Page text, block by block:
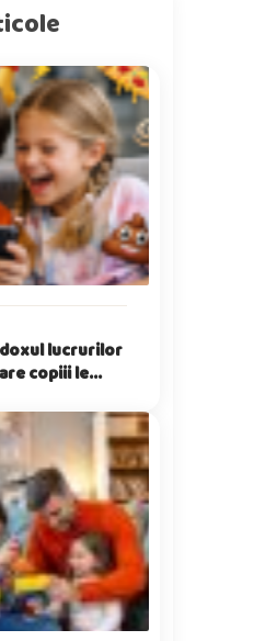
lucrurilor
copiii le